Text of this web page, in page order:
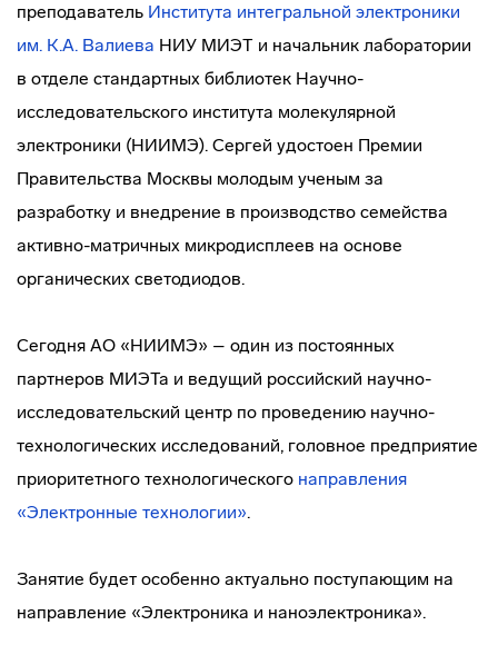
преподаватель Института интегральной электроники
им. К.А. Валиева НИУ МИЭТ и начальник лаборатории
в отделе стандартных библиотек Научно-
исследовательского института молекулярной
электроники (НИИМЭ). Сергей удостоен Премии
Правительства Москвы молодым ученым за
разработку и внедрение в производство семейства
активно-матричных микродисплеев на основе
органических светодиодов.
Сегодня АО «НИИМЭ» – один из постоянных
партнеров МИЭТа и ведущий российский научно-
исследовательский центр по проведению научно-
технологических исследований, головное предприятие
приоритетного технологического направления
«Электронные технологии».
Занятие будет особенно актуально поступающим на
направление «Электроника и наноэлектроника».